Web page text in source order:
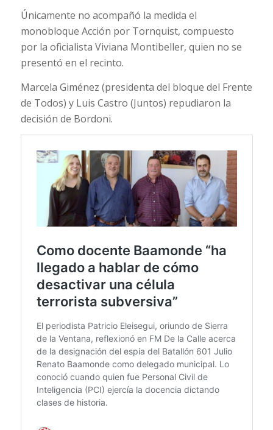
Únicamente no acompañó la medida el
monobloque Acción por Tornquist, compuesto
por la oficialista Viviana Montibeller, quien no se
presentó en el recinto.
Marcela Giménez (presidenta del bloque del Frente
de Todos) y Luis Castro (Juntos) repudiaron la
decisión de Bordoni.